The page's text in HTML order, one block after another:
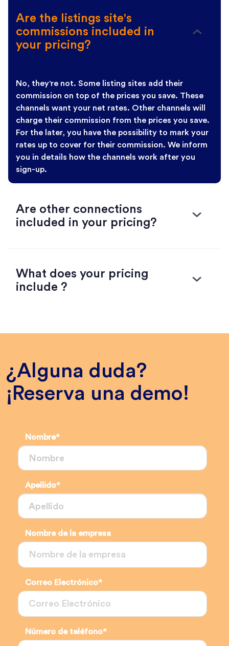
Are the listings site's
commissions included in
your pricing?
No, they're not. Some listing sites add their
commission on top of the prices you save. These
channels want your net rates. Other channels will
charge their commission from the prices you save.
For the later, you have the possibility to mark your
rates up to cover for their commission. We inform
you in details how the channels work after you
sign-up.
Are other connections
included in your pricing?
What does your pricing
include ?
¿Alguna duda?
¡Reserva una demo!
Nombre*
Apellido*
Nombre de la empresa
Correo Electrónico*
Número de teléfono*